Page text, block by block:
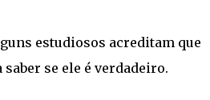
estudiosos acreditam que
se ele é verdadeiro.